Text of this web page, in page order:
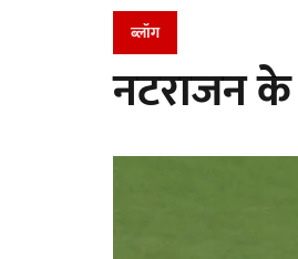
ब्लॉग
नटराजन के